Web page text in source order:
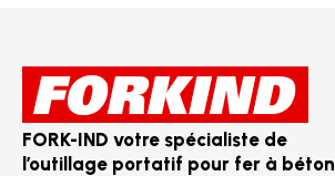
FORK-IND votre spécialiste de
l’outillage portatif pour fer à béton